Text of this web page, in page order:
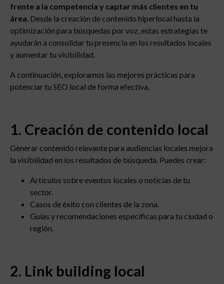
frente a la competencia y captar más clientes en tu
área. Desde la creación de contenido hiperlocal hasta la
optimización para búsquedas por voz, estas estrategias te
ayudarán a consolidar tu presencia en los resultados locales
y aumentar tu visibilidad.
A continuación, exploramos las mejores prácticas para
potenciar tu SEO local de forma efectiva.
1. Creación de contenido local
Generar contenido relevante para audiencias locales mejora
la visibilidad en los resultados de búsqueda. Puedes crear:
Artículos sobre eventos locales o noticias de tu
sector.
Casos de éxito con clientes de la zona.
Guías y recomendaciones específicas para tu ciudad o
región.
2. Link building local